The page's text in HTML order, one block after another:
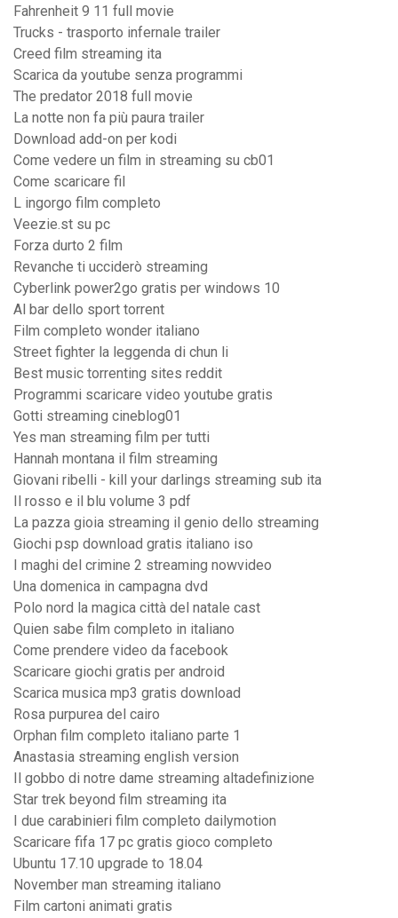
Fahrenheit 9 11 full movie
Trucks - trasporto infernale trailer
Creed film streaming ita
Scarica da youtube senza programmi
The predator 2018 full movie
La notte non fa più paura trailer
Download add-on per kodi
Come vedere un film in streaming su cb01
Come scaricare fil
L ingorgo film completo
Veezie.st su pc
Forza durto 2 film
Revanche ti ucciderò streaming
Cyberlink power2go gratis per windows 10
Al bar dello sport torrent
Film completo wonder italiano
Street fighter la leggenda di chun li
Best music torrenting sites reddit
Programmi scaricare video youtube gratis
Gotti streaming cineblog01
Yes man streaming film per tutti
Hannah montana il film streaming
Giovani ribelli - kill your darlings streaming sub ita
Il rosso e il blu volume 3 pdf
La pazza gioia streaming il genio dello streaming
Giochi psp download gratis italiano iso
I maghi del crimine 2 streaming nowvideo
Una domenica in campagna dvd
Polo nord la magica città del natale cast
Quien sabe film completo in italiano
Come prendere video da facebook
Scaricare giochi gratis per android
Scarica musica mp3 gratis download
Rosa purpurea del cairo
Orphan film completo italiano parte 1
Anastasia streaming english version
Il gobbo di notre dame streaming altadefinizione
Star trek beyond film streaming ita
I due carabinieri film completo dailymotion
Scaricare fifa 17 pc gratis gioco completo
Ubuntu 17.10 upgrade to 18.04
November man streaming italiano
Film cartoni animati gratis